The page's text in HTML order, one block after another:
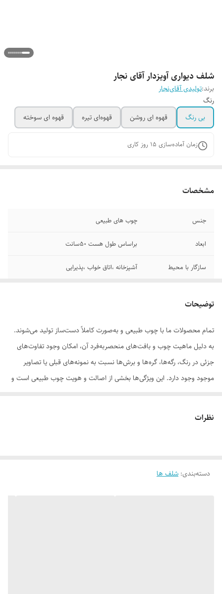
شلف دیواری آویزدار آقای نجار
برند:تولیدی آقای‌نجار
رنگ
بی رنگ
قهوه ای روشن قهوه‌ای تیره قهوه ای سوخته
زمان آماده‌سازی 15 روز کاری
مشخصات
جنس چوب های طبیعی
ابعاد براساس طول هست ۵۰سانت
سازگار با محیط آشپزخانه ،اتاق خواب ،پذیرایی
توضیحات
تمام محصولات ما با چوب طبیعی و به‌صورت کاملاً دست‌ساز تولید می‌شوند.
به دلیل ماهیت چوب و بافت‌های منحصر‌به‌فرد آن، امکان وجود تفاوت‌های
جزئی در رنگ، رگه‌ها، گره‌ها و برش‌ها نسبت به نمونه‌های قبلی یا تصاویر
موجود وجود دارد. این ویژگی‌ها بخشی از اصالت و هویت چوب طبیعی است و
سفارش به‌منزله‌ی پذیرش این موارد و آگاهی از ویژگی‌های طبیعی چوب هست
نظرات
دسته‌بندی: شلف ها